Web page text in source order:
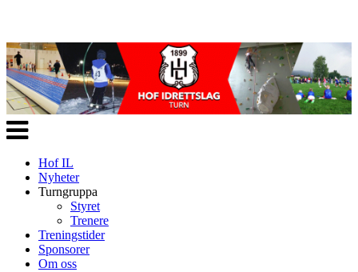
Veksle
navigasjon
Hof IL
Nyheter
Turngruppa
Styret
Trenere
Treningstider
Sponsorer
Om oss